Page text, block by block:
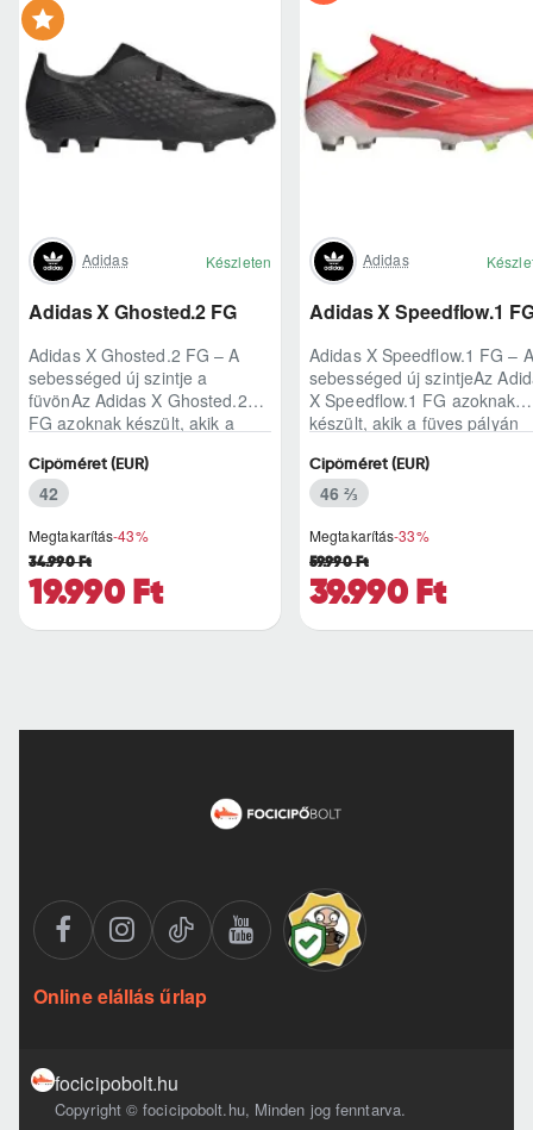
Adidas Készleten
Adidas X Ghosted.2 FG
Adidas X Ghosted.2 FG – A
sebességed új szintje a
füvönAz Adidas X Ghosted.2
FG azoknak készült, akik a
pillanataiban is azonnal r..
Megtakarítás-43%
19.990 Ft
34.990 Ft
Cipőméret (EUR)
42
Adidas
Adidas X Speedflow.1
Adidas X Speedflow.1 FG – A
sebességed új szintjeAz
X Speedflow.1 FG azoknak
készült, akik a füves pályán
ritmust diktál..
Megtakarítás-33%
39.990 Ft
59.990 Ft
Cipőméret (EUR)
46 ⅔
Online elállás űrlap
focicipobolt.hu
Copyright © focicipobolt.hu, Minden jog fenntarva.